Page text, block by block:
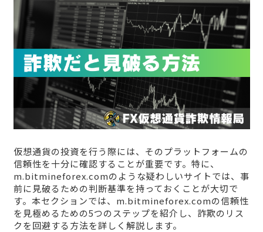
仮想通貨の投資を行う際には、そのプラットフォームの
信頼性を十分に確認することが重要です。特に、
m.bitmineforex.comのような疑わしいサイトでは、事
前に見破るための判断基準を持っておくことが大切で
す。本セクションでは、m.bitmineforex.comの信頼性
を見極めるための5つのステップを紹介し、詐欺のリス
クを回避する方法を詳しく解説します。